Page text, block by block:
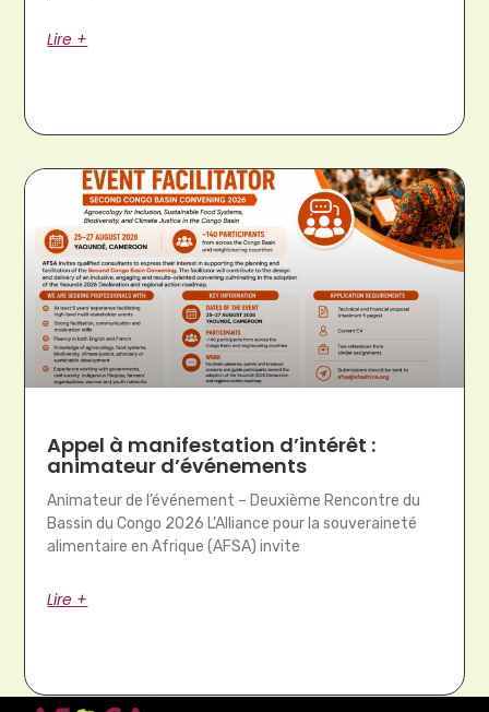
Lire +
Appel à manifestation d’intérêt :
animateur d’événements
Animateur de l’événement – Deuxième Rencontre du
Bassin du Congo 2026 L’Alliance pour la souveraineté
alimentaire en Afrique (AFSA) invite
Lire +